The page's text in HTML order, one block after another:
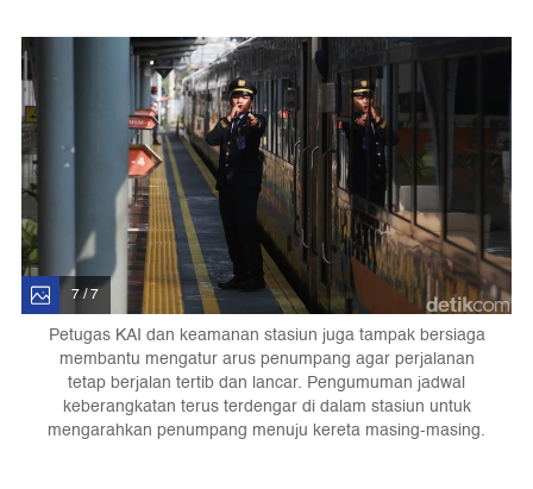
7 / 7
Petugas KAI dan keamanan stasiun juga tampak bersiaga
membantu mengatur arus penumpang agar perjalanan
tetap berjalan tertib dan lancar. Pengumuman jadwal
keberangkatan terus terdengar di dalam stasiun untuk
mengarahkan penumpang menuju kereta masing-masing.